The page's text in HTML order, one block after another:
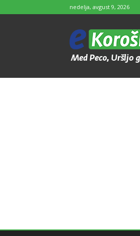
nedelja, avgust 9, 2026
e-
Koroška